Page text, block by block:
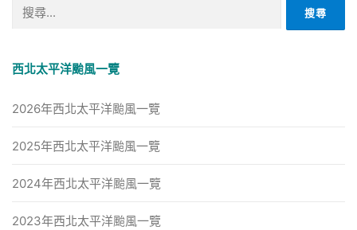
字:
西北太平洋颱風一覽
2026年西北太平洋颱風一覽
2025年西北太平洋颱風一覽
2024年西北太平洋颱風一覽
2023年西北太平洋颱風一覽